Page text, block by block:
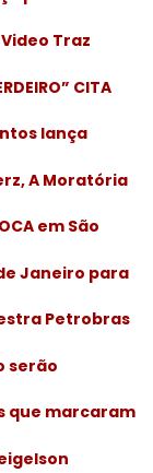
Traz
CITA
lança
A Moratória
em São
Janeiro para
Petrobras
serão
que marcaram